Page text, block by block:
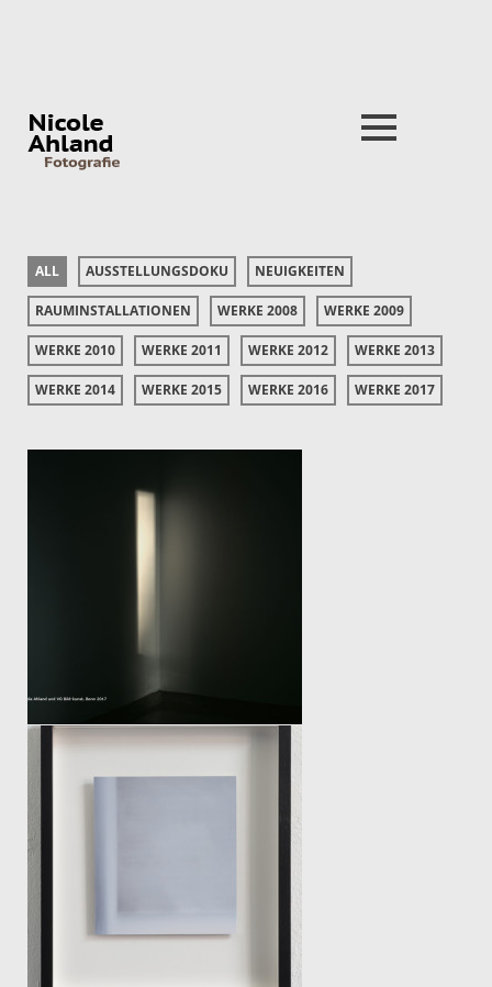
ALL AUSSTELLUNGSDOKU NEUIGKEITEN
RAUMINSTALLATIONEN WERKE 2008 WERKE 2009
WERKE 2010 WERKE 2011 WERKE 2012 WERKE 2013
WERKE 2014 WERKE 2015 WERKE 2016 WERKE 2017